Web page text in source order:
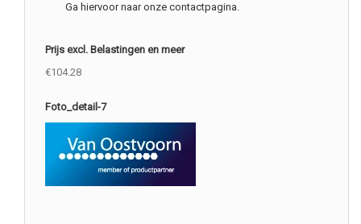
Ga hiervoor naar onze contactpagina.
Prijs excl. Belastingen en meer
€104.28
Foto_detail-7